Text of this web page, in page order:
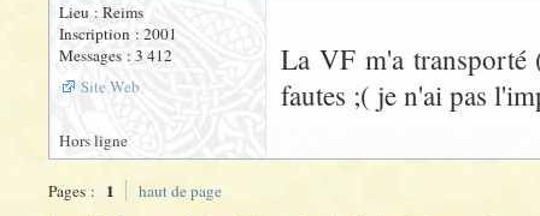
Lieu : Reims
Inscription : 2001
Messages : 3 412
Site Web
La VF m'a transporté
fautes ;( je n'ai pas
Hors ligne
Pages : 1 haut de page